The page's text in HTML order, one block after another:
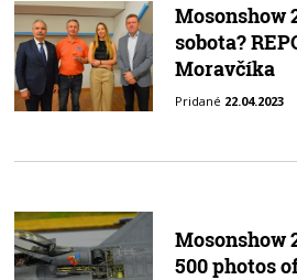
Mosonshow
sobota?
Moravčíka
Pridané 22.04.2023
Mosonshow
500 photos